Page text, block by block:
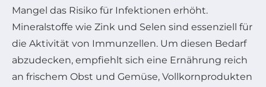
Mangel das Risiko für Infektionen erhöht.
Mineralstoffe wie Zink und Selen sind essenziell für
die Aktivität von Immunzellen. Um diesen Bedarf
abzudecken, empfiehlt sich eine Ernährung reich
an frischem Obst und Gemüse, Vollkornprodukten